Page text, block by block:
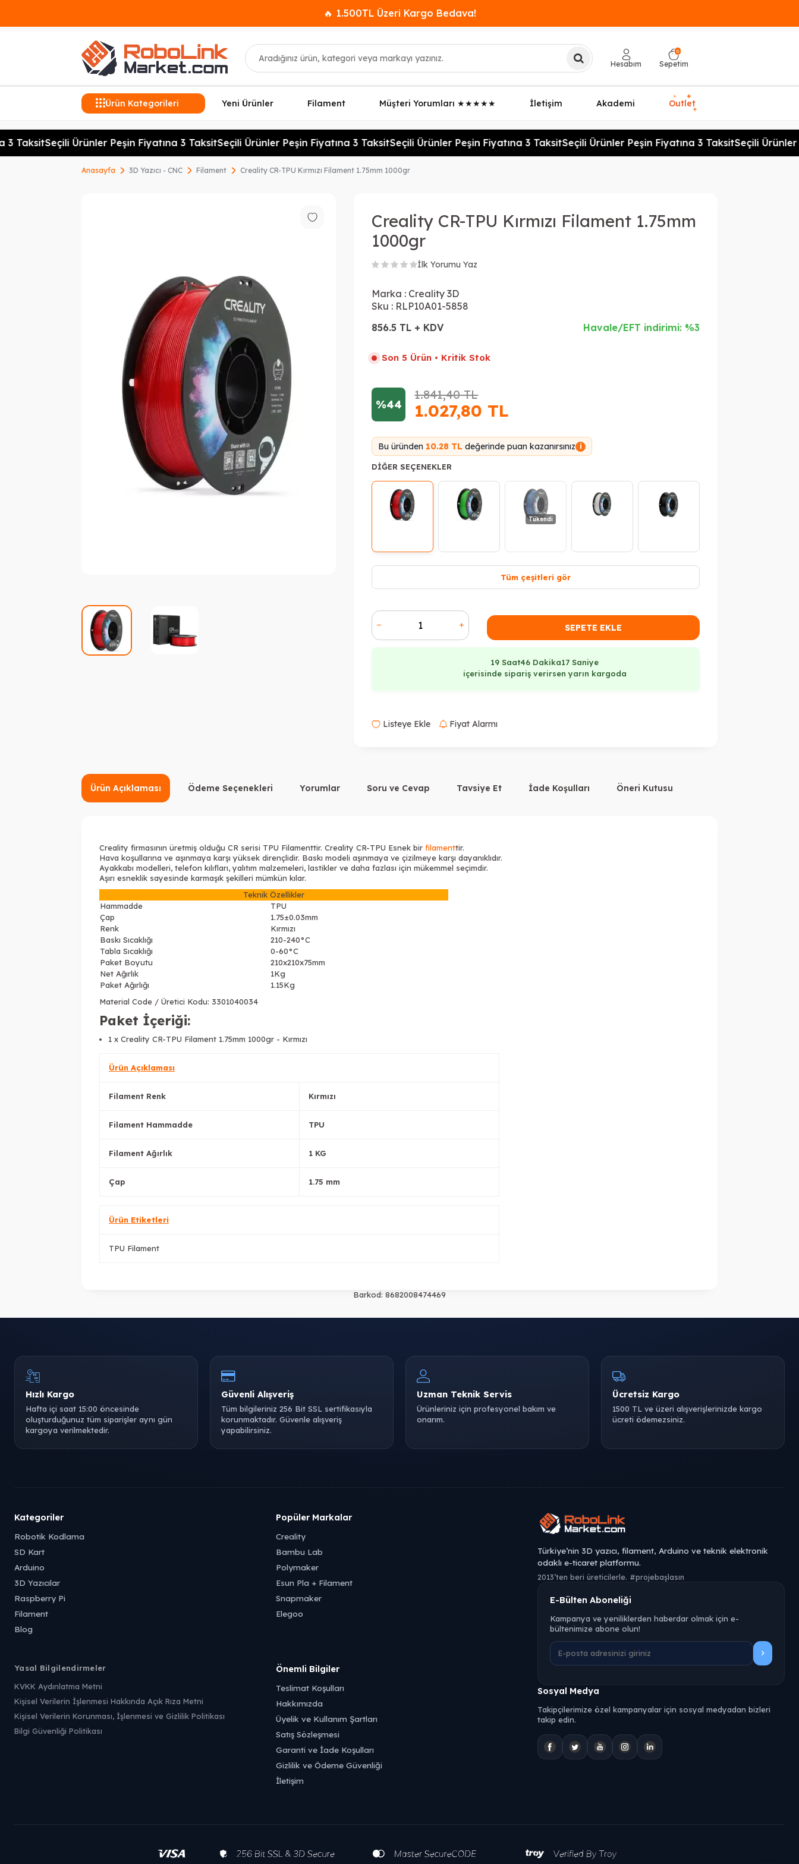
🔥 1.500TL Üzeri Kargo Bedava!
Ara
Hesabım
0
Sepetim
Ürün Kategorileri Yeni Ürünler Filament Müşteri Yorumları ★★★★★ İletişim Akademi Outlet
✦ ✦
✦
Seçili Ürünler Peşin Fiyatına 3 TaksitSeçili Ürünler Peşin Fiyatına 3 TaksitSeçili Ürünler Peşin Fiyatına 3 TaksitSeçili Ürünler Peşin Fiyatına 3 TaksitSeçili Ürünler
Anasayfa 3D Yazıcı - CNC Filament Creality CR-TPU Kırmızı Filament 1.75mm 1000gr
Creality CR-TPU Kırmızı Filament 1.75mm
1000gr
İlk Yorumu Yaz
Marka : Creality 3D
Sku : RLP10A01-5858
856.5 TL + KDV
Havale/EFT indirimi: %3
Son 5 Ürün • Kritik Stok
%44
1.841,40TL
1.027,80 TL
Bu üründen 10.28 TL değerinde puan kazanırsınız i
DIĞER SEÇENEKLER
Tükendi
Tüm çeşitleri gör
SEPETE EKLE
19 Saat46 Dakika16 Saniye
içerisinde sipariş verirsen yarın kargoda
Listeye Ekle Fiyat Alarmı
Ürün Açıklaması Ödeme Seçenekleri Yorumlar Soru ve Cevap Tavsiye Et İade Koşulları Öneri Kutusu
Creality firmasının üretmiş olduğu CR serisi TPU Filamenttir. Creality CR-TPU Esnek bir filamenttir.
Hava koşullarına ve aşınmaya karşı yüksek dirençlidir. Baskı modeli aşınmaya ve çizilmeye karşı dayanıklıdır.
Ayakkabı modelleri, telefon kılıfları, yalıtım malzemeleri, lastikler ve daha fazlası için mükemmel seçimdir.
Aşırı esneklik sayesinde karmaşık şekilleri mümkün kılar.
Teknik Özellikler
Hammadde
TPU
Çap
1.75±0.03mm
Renk
Kırmızı
Baskı Sıcaklığı
210-240°C
Tabla Sıcaklığı
0-60°C
Paket Boyutu
210x210x75mm
Net Ağırlık
1Kg
Paket Ağırlığı
1.15Kg
Material Code / Üretici Kodu: 3301040034
Paket İçeriği:
1 x Creality CR-TPU Filament 1.75mm 1000gr - Kırmızı
Ürün Açıklaması
Filament Renk Kırmızı
Filament Hammadde TPU
Filament Ağırlık 1 KG
Çap 1.75 mm
Ürün Etiketleri
TPU Filament
Barkod: 8682008474469
Hızlı Kargo
Hafta içi saat 15:00 öncesinde
oluşturduğunuz tüm siparişler aynı gün
kargoya verilmektedir.
Güvenli Alışveriş
Tüm bilgileriniz 256 Bit SSL sertifikasıyla
korunmaktadır. Güvenle alışveriş
yapabilirsiniz.
Uzman Teknik Servis
Ürünleriniz için profesyonel bakım ve
onarım.
Ücretsiz Kargo
1500 TL ve üzeri alışverişlerinizde kargo
ücreti ödemezsiniz.
Kategoriler
Robotik Kodlama
SD Kart
Arduino
3D Yazıcılar
Raspberry Pi
Filament
Blog
Popüler Markalar
Creality
Bambu Lab
Polymaker
Esun Pla + Filament
Snapmaker
Elegoo
Yasal Bilgilendirmeler
KVKK Aydınlatma Metni
Kişisel Verilerin İşlenmesi Hakkında Açık Rıza Metni
Kişisel Verilerin Korunması, İşlenmesi ve Gizlilik Politikası
Bilgi Güvenliği Politikası
Önemli Bilgiler
Teslimat Koşulları
Hakkımızda
Üyelik ve Kullanım Şartları
Satış Sözleşmesi
Garanti ve İade Koşulları
Gizlilik ve Ödeme Güvenliği
İletişim
Türkiye’nin 3D yazıcı, filament, Arduino ve teknik elektronik
odaklı e-ticaret platformu.
2013’ten beri üreticilerle. #projebaşlasın
E-Bülten Aboneliği
Kampanya ve yeniliklerden haberdar olmak için e-
bültenimize abone olun!
Sosyal Medya
Takipçilerimize özel kampanyalar için sosyal medyadan bizleri
takip edin.